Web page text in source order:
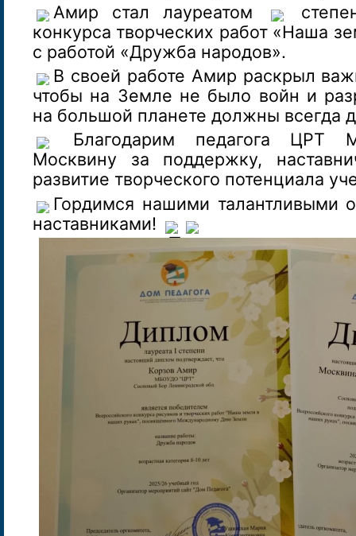
Амир стал лауреатом
конкурса творческих работ «Наша
с работой «Дружба народов».
В своей работе Амир раскрыл
чтобы на Земле не было войн и
на большой планете должны всегда
Благодарим педагога ЦРТ
Москвину за поддержку,
развитие творческого потенциала
Гордимся нашими талантливыми
наставниками!